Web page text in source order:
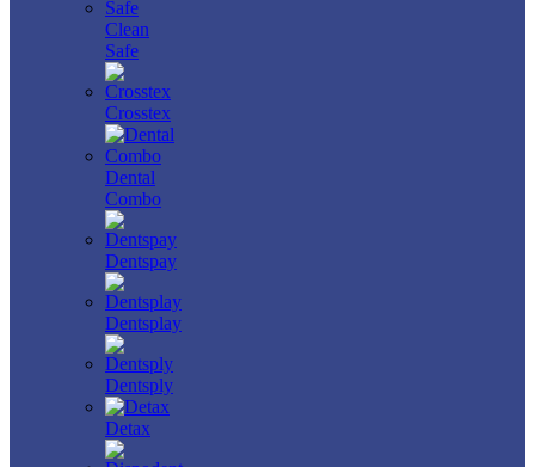
Clean
Safe
Crosstex
Dental
Combo
Dentspay
Dentsplay
Dentsply
Detax